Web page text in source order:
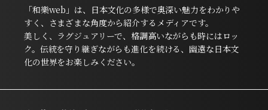
「和樂web」は、日本文化の多様で奥深い魅力をわかりや
すく、さまざまな角度から紹介するメディアです。
美しく、ラグジュアリーで、格調高いながらも時にはロッ
ク。伝統を守り継ぎながらも進化を続ける、幽遠な日本文
化の世界をお楽しみください。